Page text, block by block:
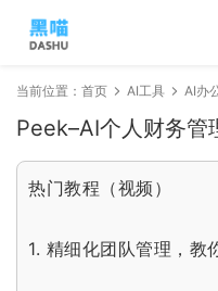
当前位置： 首页 AI工具 AI办
Peek–AI个人财务管
热门教程（视频）
1. 精细化团队管理，教